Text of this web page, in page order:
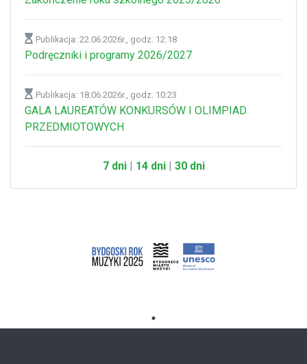
Publikacja: 22.06.2026r., godz. 12:18
Podręczniki i programy 2026/2027
Publikacja: 18.06.2026r., godz. 10:23
GALA LAUREATÓW KONKURSÓW I OLIMPIAD
PRZEDMIOTOWYCH
7 dni| 14 dni| 30 dni